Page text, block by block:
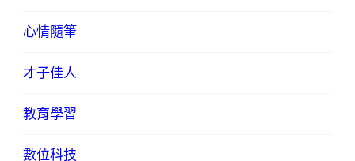
心情隨筆
才子佳人
教育學習
數位科技